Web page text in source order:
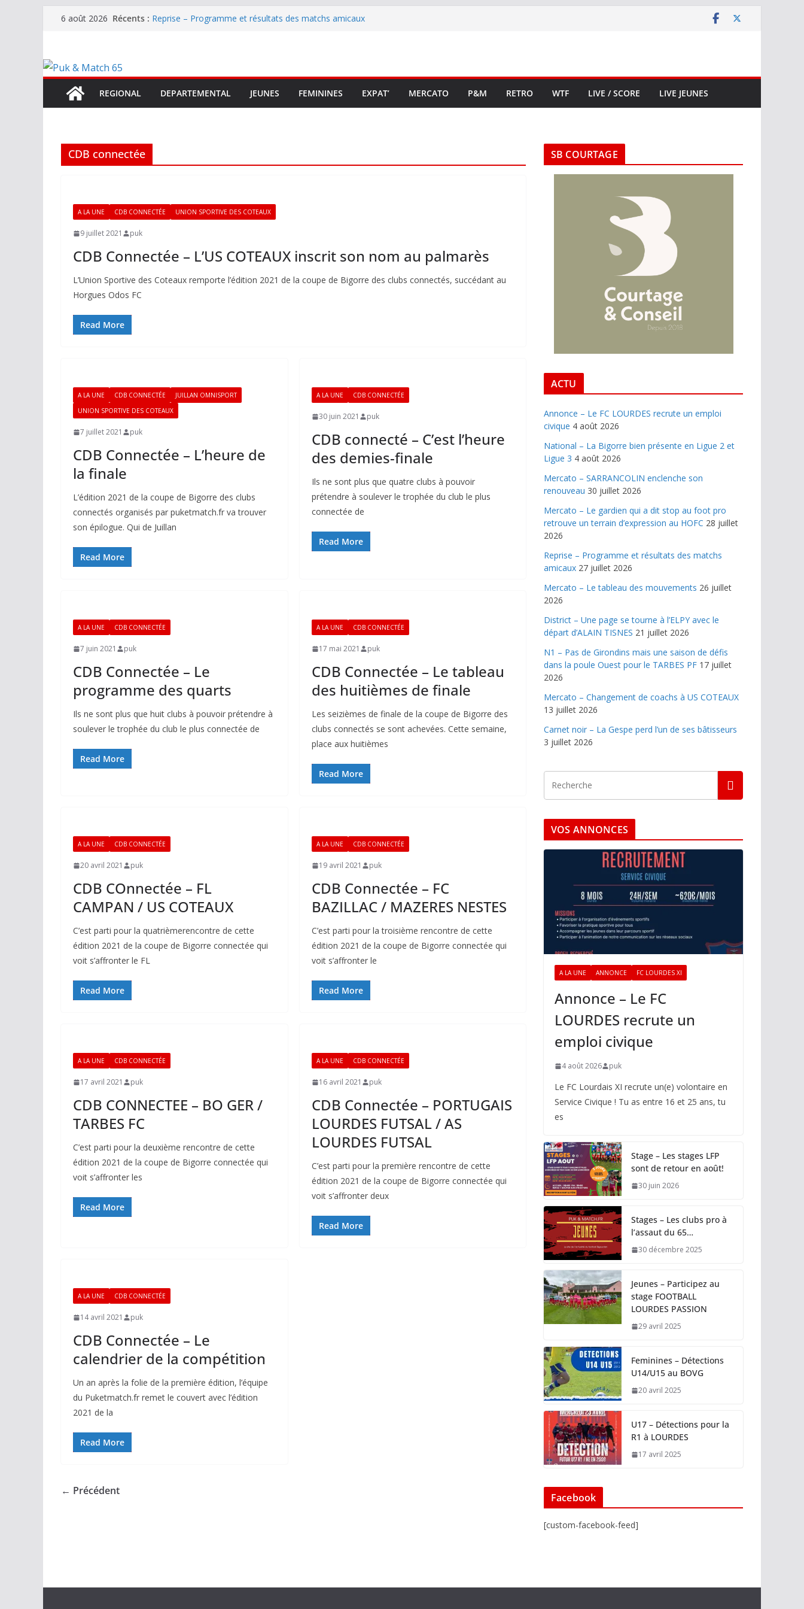
Passer6 août 2026 Récents : Reprise – Programme et résultats des matchs amicaux
terrain d’expression au HOFC
REGIONAL
DEPARTEMENTAL JEUNES FEMININES EXPAT’ MERCATO P&M RETRO WTF LIVE / SCORE LIVE JEUNES
CDB connectée
A LA UNE CDB CONNECTÉE UNION SPORTIVE DES COTEAUX
9 juillet 2021 puk
CDB Connectée – L’US COTEAUX inscrit son nom au palmarès
L’Union Sportive des Coteaux remporte l’édition 2021 de la coupe de Bigorre des clubs connectés, succédant au
Horgues Odos FC
Read More
A LA UNE CDB CONNECTÉE
JUILLAN OMNISPORT
UNION SPORTIVE DES COTEAUX
7 juillet 2021 puk
CDB Connectée – L’heure de
la finale
L’édition 2021 de la coupe de Bigorre des clubs
connectés organisés par puketmatch.fr va trouver
son épilogue. Qui de Juillan
Read More
A LA UNE CDB CONNECTÉE
30 juin 2021 puk
CDB connecté – C’est l’heure
des demies-finale
Ils ne sont plus que quatre clubs à pouvoir
prétendre à soulever le trophée du club le plus
connectée de
Read More
A LA UNE CDB CONNECTÉE
7 juin 2021 puk
CDB Connectée – Le
programme des quarts
Ils ne sont plus que huit clubs à pouvoir prétendre à
soulever le trophée du club le plus connectée de
Read More
A LA UNE CDB CONNECTÉE
17 mai 2021 puk
CDB Connectée – Le tableau
des huitièmes de finale
Les seizièmes de finale de la coupe de Bigorre des
clubs connectés se sont achevées. Cette semaine,
place aux huitièmes
Read More
A LA UNE CDB CONNECTÉE
20 avril 2021 puk
CDB COnnectée – FL
CAMPAN / US COTEAUX
C’est parti pour la quatrièmerencontre de cette
édition 2021 de la coupe de Bigorre connectée qui
voit s’affronter le FL
Read More
A LA UNE CDB CONNECTÉE
19 avril 2021 puk
CDB Connectée – FC
BAZILLAC / MAZERES NESTES
C’est parti pour la troisième rencontre de cette
édition 2021 de la coupe de Bigorre connectée qui
voit s’affronter le
Read More
A LA UNE CDB CONNECTÉE
17 avril 2021 puk
CDB CONNECTEE – BO GER /
TARBES FC
C’est parti pour la deuxième rencontre de cette
édition 2021 de la coupe de Bigorre connectée qui
voit s’affronter les
Read More
A LA UNE CDB CONNECTÉE
16 avril 2021 puk
CDB Connectée – PORTUGAIS
LOURDES FUTSAL / AS
LOURDES FUTSAL
C’est parti pour la première rencontre de cette
édition 2021 de la coupe de Bigorre connectée qui
voit s’affronter deux
Read More
A LA UNE CDB CONNECTÉE
14 avril 2021 puk
CDB Connectée – Le
calendrier de la compétition
Un an après la folie de la première édition, l’équipe
du Puketmatch.fr remet le couvert avec l’édition
2021 de la
Read More
← Précédent
SB COURTAGE
ACTU
Annonce – Le FC LOURDES recrute un emploi
civique 4 août 2026
National – La Bigorre bien présente en Ligue 2 et
Ligue 3 4 août 2026
Mercato – SARRANCOLIN enclenche son
renouveau 30 juillet 2026
Mercato – Le gardien qui a dit stop au foot pro
retrouve un terrain d’expression au HOFC 28 juillet
2026
Reprise – Programme et résultats des matchs
amicaux 27 juillet 2026
Mercato – Le tableau des mouvements 26 juillet
2026
District – Une page se tourne à l’ELPY avec le
départ d’ALAIN TISNES 21 juillet 2026
N1 – Pas de Girondins mais une saison de défis
dans la poule Ouest pour le TARBES PF 17 juillet
2026
Mercato – Changement de coachs à US COTEAUX
13 juillet 2026
Carnet noir – La Gespe perd l’un de ses bâtisseurs
3 juillet 2026
VOS ANNONCES
A LA UNE ANNONCE FC LOURDES XI
Annonce – Le FC
LOURDES recrute un
emploi civique
4 août 2026 puk
Le FC Lourdais XI recrute un(e) volontaire en
Service Civique ! Tu as entre 16 et 25 ans, tu
es
Stage – Les stages LFP
sont de retour en août!
30 juin 2026
Stages – Les clubs pro à
l’assaut du 65…
30 décembre 2025
Jeunes – Participez au
stage FOOTBALL
LOURDES PASSION
29 avril 2025
Feminines – Détections
U14/U15 au BOVG
20 avril 2025
U17 – Détections pour la
R1 à LOURDES
17 avril 2025
Facebook
[custom-facebook-feed]